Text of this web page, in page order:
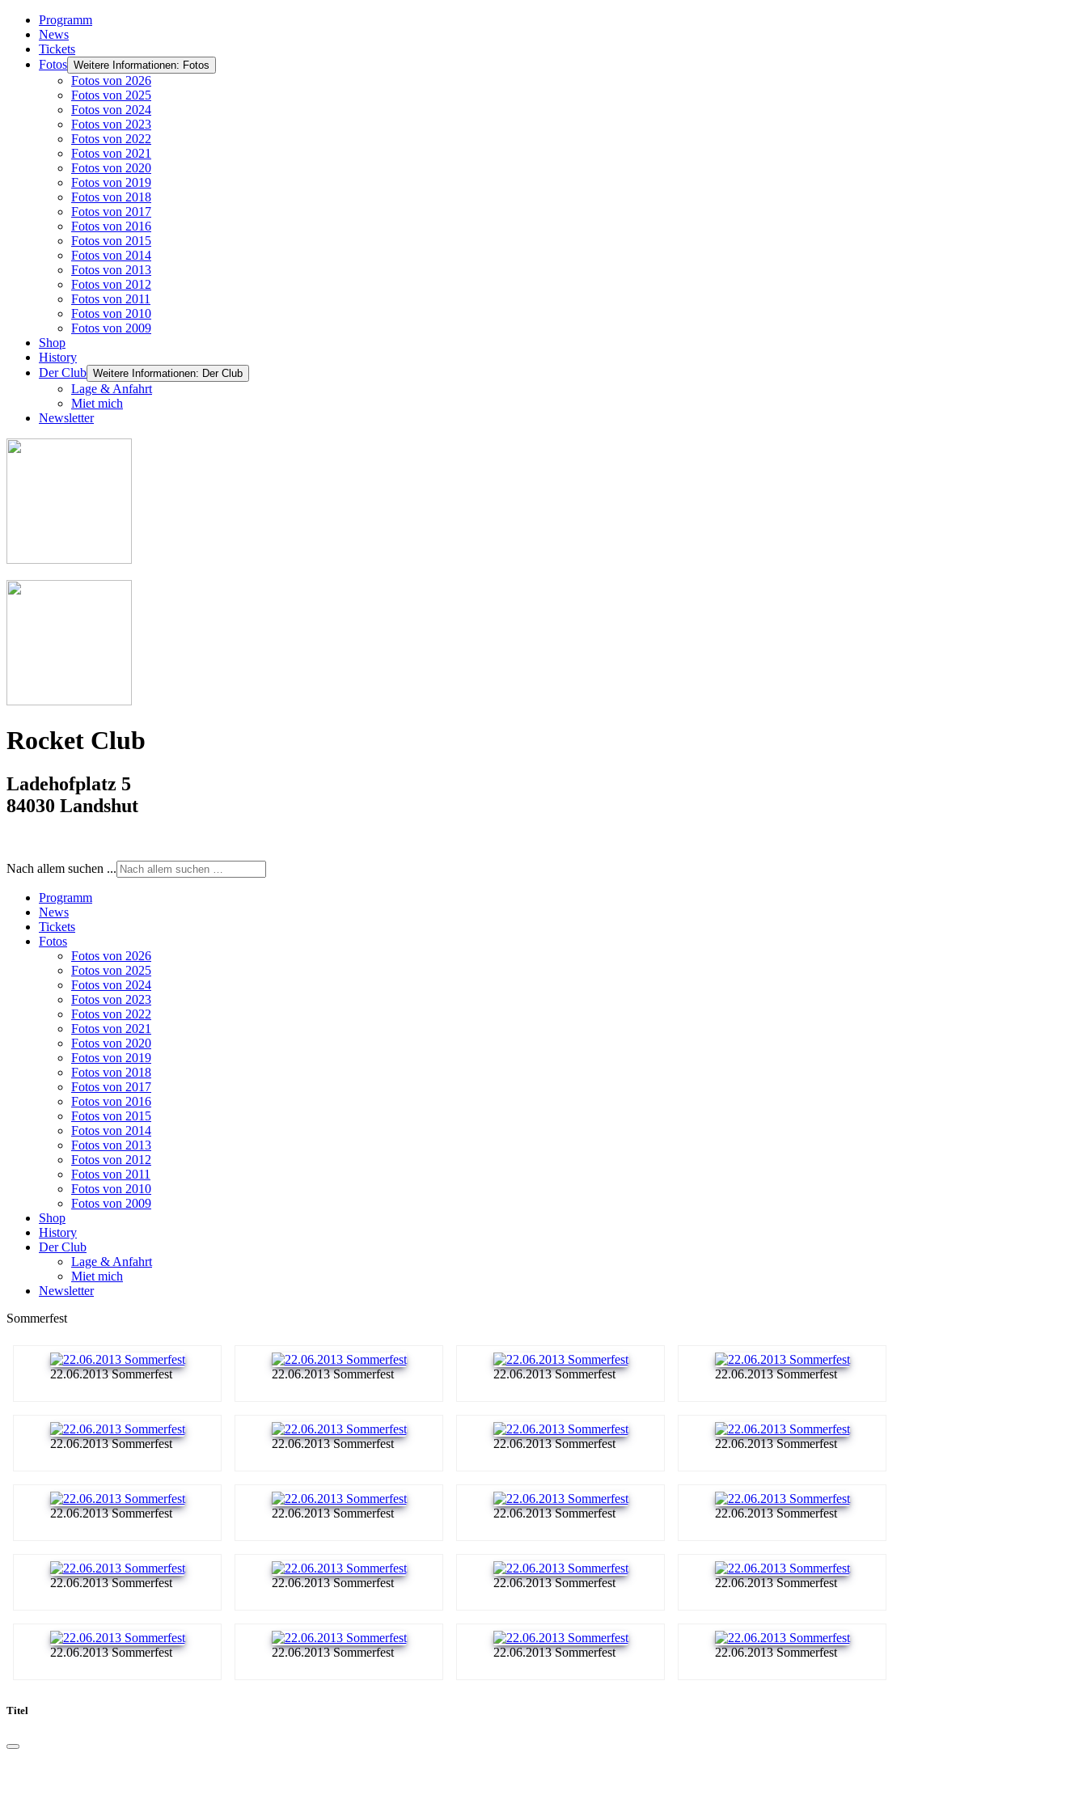
Programm
News
Tickets
Fotos Weitere Informationen: Fotos
Fotos von 2026
Fotos von 2025
Fotos von 2024
Fotos von 2023
Fotos von 2022
Fotos von 2021
Fotos von 2020
Fotos von 2019
Fotos von 2018
Fotos von 2017
Fotos von 2016
Fotos von 2015
Fotos von 2014
Fotos von 2013
Fotos von 2012
Fotos von 2011
Fotos von 2010
Fotos von 2009
Shop
History
Der Club Weitere Informationen: Der Club
Lage & Anfahrt
Miet mich
Newsletter
Rocket Club
Ladehofplatz 5
84030 Landshut
Nach allem suchen ...
Programm
News
Tickets
Fotos
Fotos von 2026
Fotos von 2025
Fotos von 2024
Fotos von 2023
Fotos von 2022
Fotos von 2021
Fotos von 2020
Fotos von 2019
Fotos von 2018
Fotos von 2017
Fotos von 2016
Fotos von 2015
Fotos von 2014
Fotos von 2013
Fotos von 2012
Fotos von 2011
Fotos von 2010
Fotos von 2009
Shop
History
Der Club
Lage & Anfahrt
Miet mich
Newsletter
Sommerfest
22.06.2013 Sommerfest 22.06.2013 Sommerfest 22.06.2013 Sommerfest 22.06.2013 Sommerfest
22.06.2013 Sommerfest 22.06.2013 Sommerfest 22.06.2013 Sommerfest 22.06.2013 Sommerfest
22.06.2013 Sommerfest 22.06.2013 Sommerfest 22.06.2013 Sommerfest 22.06.2013 Sommerfest
22.06.2013 Sommerfest 22.06.2013 Sommerfest 22.06.2013 Sommerfest 22.06.2013 Sommerfest
22.06.2013 Sommerfest 22.06.2013 Sommerfest 22.06.2013 Sommerfest 22.06.2013 Sommerfest
Titel